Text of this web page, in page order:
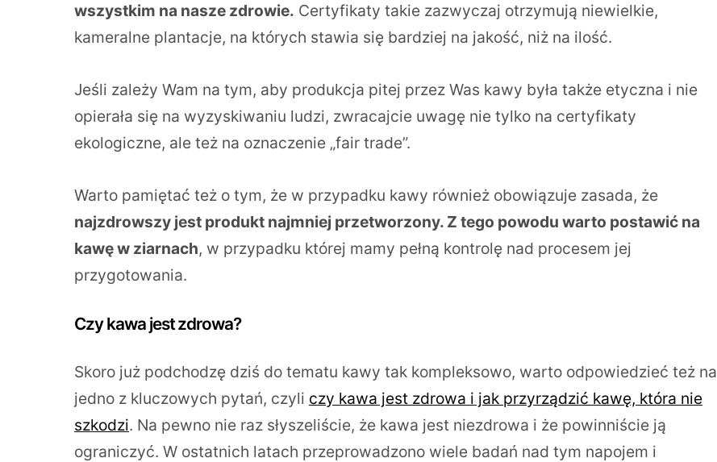
wszystkim na nasze zdrowie. Certyfikaty takie zazwyczaj otrzymują niewielkie,
kameralne plantacje, na których stawia się bardziej na jakość, niż na ilość.
Jeśli zależy Wam na tym, aby produkcja pitej przez Was kawy była także etyczna i nie
opierała się na wyzyskiwaniu ludzi, zwracajcie uwagę nie tylko na certyfikaty
ekologiczne, ale też na oznaczenie „fair trade”.
Warto pamiętać też o tym, że w przypadku kawy również obowiązuje zasada, że
najzdrowszy jest produkt najmniej przetworzony. Z tego powodu warto postawić na
kawę w ziarnach, w przypadku której mamy pełną kontrolę nad procesem jej
przygotowania.
Czy kawa jest zdrowa?
Skoro już podchodzę dziś do tematu kawy tak kompleksowo, warto odpowiedzieć też na
jedno z kluczowych pytań, czyli czy kawa jest zdrowa i jak przyrządzić kawę, która nie
szkodzi. Na pewno nie raz słyszeliście, że kawa jest niezdrowa i że powinniście ją
ograniczyć. W ostatnich latach przeprowadzono wiele badań nad tym napojem i